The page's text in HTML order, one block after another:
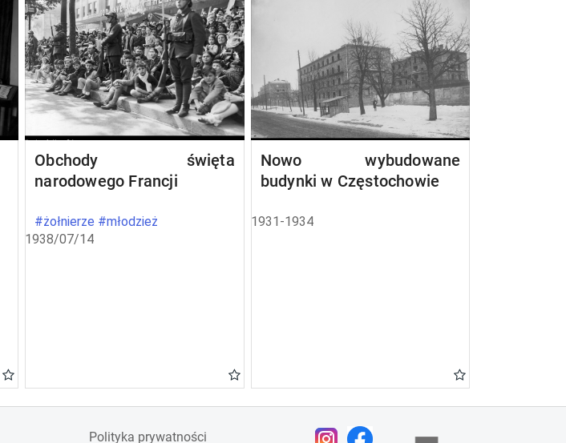
Obchody święta
narodowego Francji
#żołnierze #młodzież
1938/07/14
Nowo wybudowane
budynki w Częstochowie
1931-1934
Polityka prywatności